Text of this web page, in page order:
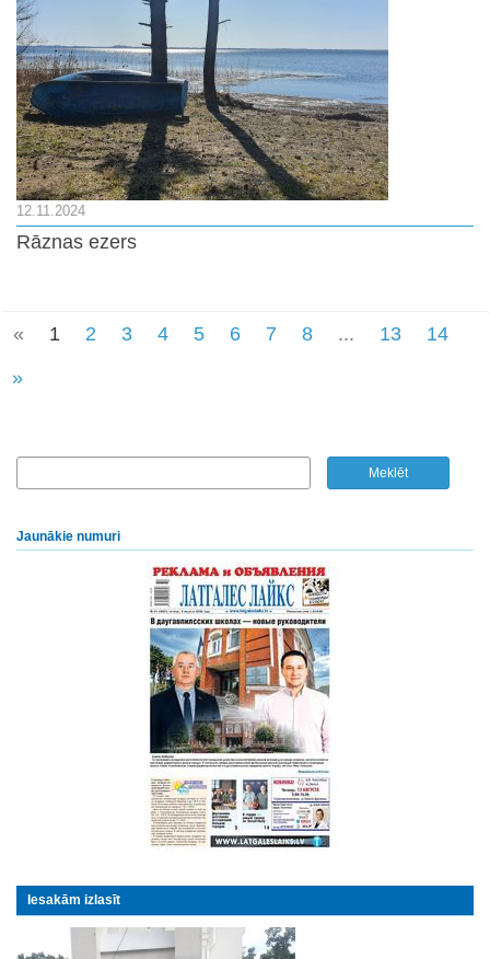
12.11.2024
Rāznas ezers
« 1 2 3 4 5 6 7 8 ... 13
14
»
Jaunākie numuri
Iesakām izlasīt